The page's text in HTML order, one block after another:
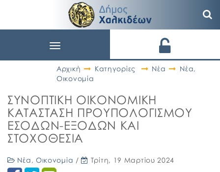
Toggle
Αρχική
Κατηγορίες Νέα Νέα,
Οικονομία
ΣΥΝΟΠΤΙΚΗ ΟΙΚΟΝΟΜΙΚΗ
ΚΑΤΑΣΤΑΣΗ ΠΡΟΥΠΟΛΟΓΙΣΜΟΥ
ΕΣΟΔΩΝ-ΕΞΟΔΩΝ ΚΑΙ
ΣΤΟΧΟΘΕΣΙΑ
Νέα , Οικονομία / Τρίτη, 19 Μαρτίου 2024